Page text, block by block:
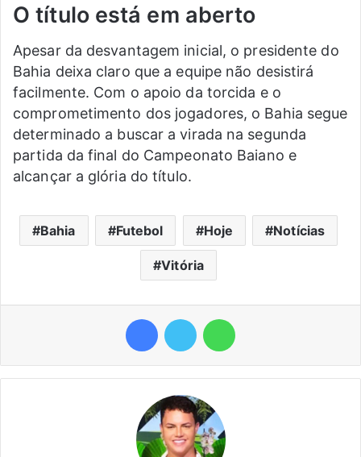
O título está em aberto
Apesar da desvantagem inicial, o presidente do
Bahia deixa claro que a equipe não desistirá
facilmente. Com o apoio da torcida e o
comprometimento dos jogadores, o Bahia segue
determinado a buscar a virada na segunda
partida da final do Campeonato Baiano e
alcançar a glória do título.
Bahia Futebol Hoje Notícias
Vitória
FacebookTwitter